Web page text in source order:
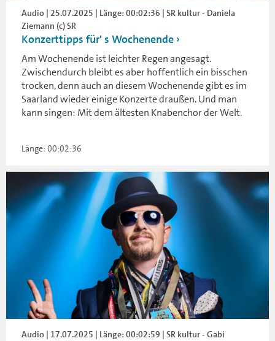
Audio | 25.07.2025 | Länge: 00:02:36 | SR kultur - Daniela
Ziemann (c) SR
Konzerttipps für' s Wochenende
Am Wochenende ist leichter Regen angesagt.
Zwischendurch bleibt es aber hoffentlich ein bisschen
trocken, denn auch an diesem Wochenende gibt es im
Saarland wieder einige Konzerte draußen. Und man
kann singen: Mit dem ältesten Knabenchor der Welt.
Länge: 00:02:36
Audio | 17.07.2025 | Länge: 00:02:59 | SR kultur - Gabi